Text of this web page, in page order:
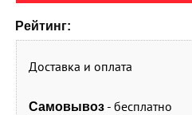
Рейтинг:
Доставка и оплата
Самовывоз - бесплатно